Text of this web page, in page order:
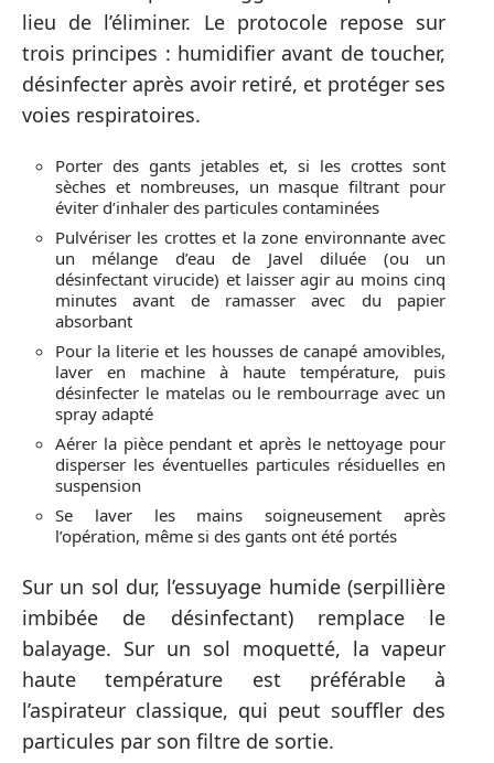
lieu de l’éliminer. Le protocole repose sur
trois principes : humidifier avant de toucher,
désinfecter après avoir retiré, et protéger ses
voies respiratoires.
Porter des gants jetables et, si les crottes sont
sèches et nombreuses, un masque filtrant pour
éviter d’inhaler des particules contaminées
Pulvériser les crottes et la zone environnante avec
un mélange d’eau de Javel diluée (ou un
désinfectant virucide) et laisser agir au moins cinq
minutes avant de ramasser avec du papier
absorbant
Pour la literie et les housses de canapé amovibles,
laver en machine à haute température, puis
désinfecter le matelas ou le rembourrage avec un
spray adapté
Aérer la pièce pendant et après le nettoyage pour
disperser les éventuelles particules résiduelles en
suspension
Se laver les mains soigneusement après
l’opération, même si des gants ont été portés
Sur un sol dur, l’essuyage humide (serpillière
imbibée de désinfectant) remplace le
balayage. Sur un sol moquetté, la vapeur
haute température est préférable à
l’aspirateur classique, qui peut souffler des
particules par son filtre de sortie.